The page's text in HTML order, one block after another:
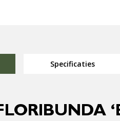
Specificaties